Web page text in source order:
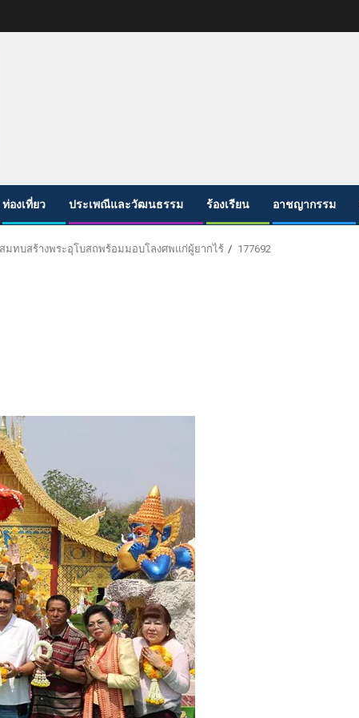
ท่องเที่ยว ประเพณีและวัฒนธรรม ร้องเรียน อาชญากรรม
ทบสร้างพระอุโบสถพร้อมมอบโลงศพแก่ผู้ยากไร้ 177692